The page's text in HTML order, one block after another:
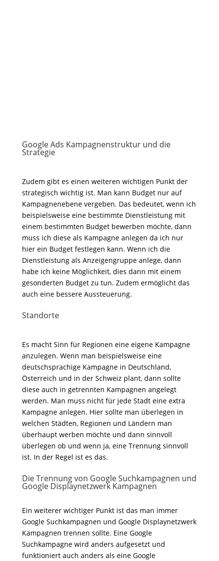
Google Ads Kampagnenstruktur und die
Strategie
Zudem gibt es einen weiteren wichtigen Punkt der
strategisch wichtig ist. Man kann Budget nur auf
Kampagnenebene vergeben. Das bedeutet, wenn ich
beispielsweise eine bestimmte Dienstleistung mit
einem bestimmten Budget bewerben möchte, dann
muss ich diese als Kampagne anlegen da ich nur
hier ein Budget festlegen kann. Wenn ich die
Dienstleistung als Anzeigengruppe anlege, dann
habe ich keine Möglichkeit, dies dann mit einem
gesonderten Budget zu tun. Zudem ermöglicht das
auch eine bessere Aussteuerung.
Standorte
Es macht Sinn für Regionen eine eigene Kampagne
anzulegen. Wenn man beispielsweise eine
deutschsprachige Kampagne in Deutschland,
Österreich und in der Schweiz plant, dann sollte
diese auch in getrennten Kampagnen angelegt
werden. Man muss nicht für jede Stadt eine extra
Kampagne anlegen. Hier sollte man überlegen in
welchen Städten, Regionen und Ländern man
überhaupt werben möchte und dann sinnvoll
überlegen ob und wenn ja, eine Trennung sinnvoll
ist. In der Regel ist es das.
Die Trennung von Google Suchkampagnen und
Google Displaynetzwerk Kampagnen
Ein weiterer wichtiger Punkt ist das man immer
Google Suchkampagnen und Google Displaynetzwerk
Kampagnen trennen sollte. Eine Google
Suchkampagne wird anders aufgesetzt und
funktioniert auch anders als eine Google